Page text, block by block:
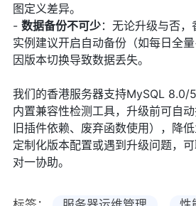
图定义差异。
- 数据备份不可少：无论升级与否
实例建议开启自动备份（如每日全
因版本切换导致数据丢失。
我们的香港服务器支持MySQL 8.0/
内置兼容性检测工具，升级前可自
旧插件依赖、废弃函数使用），降
定制化版本配置或遇到升级问题，
对一协助。